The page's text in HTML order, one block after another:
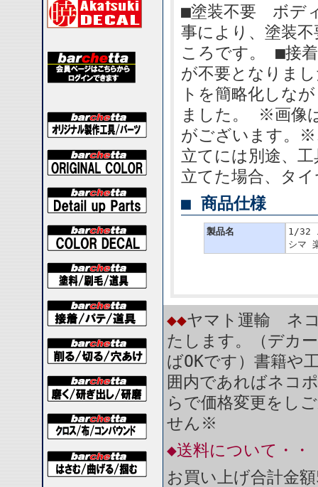
■塗装不要 ボデ
事により、塗装
ころです。 ■接
が不要となりま
トを簡略化しな
ました。 ※画像
がございます。※
立てには別途、
立てた場合、タ
■ 商品仕様
製品名
1/32
シマ
◆◆ヤマト運輸 ネ
たします。（デカ
ばOKです）書籍や
囲内であればネコ
らで価格変更をし
せん※
◆送料について・・
お買い上げ合計金